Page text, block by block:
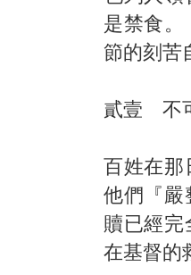
是禁食。
節的刻苦
貳壹 不
百姓在那
他們『嚴
贖已經完
在基督的